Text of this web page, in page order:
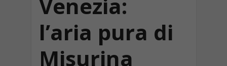
Venezia:
l’aria pura di
Misurina